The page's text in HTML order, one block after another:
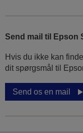
Send mail til Epson
Hvis du ikke kan
dit spørgsmål til
Send os en mail